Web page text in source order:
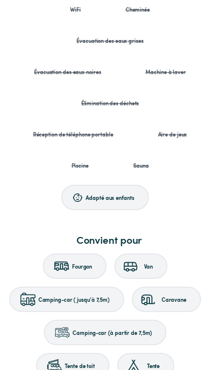
WiFi Cheminée
Évacuation des eaux grises
Évacuation des eaux noires Machine à laver
Élimination des déchets
Réception de téléphone portable Aire de jeux
Piscine Sauna
Adapté aux enfants
Convient pour
Fourgon Van
Camping-car (jusqu'à 7,5m) Caravane
Camping-car (à partir de 7,5m)
Tente de toit Tente